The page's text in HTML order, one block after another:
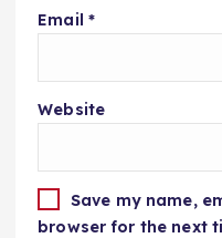
Email *
Website
Save my name,
browser for the next